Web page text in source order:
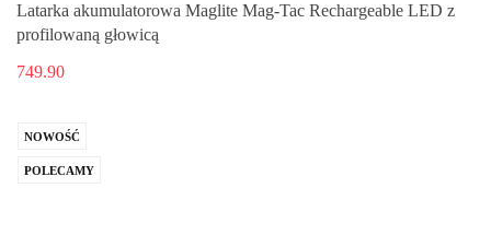
Latarka akumulatorowa Maglite Mag-Tac Rechargeable LED z
profilowaną głowicą
749.90
NOWOŚĆ
POLECAMY